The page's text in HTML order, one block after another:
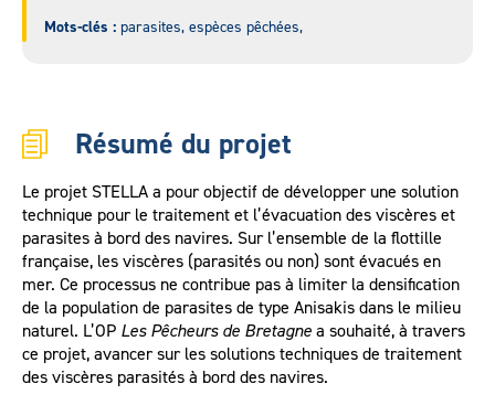
Mots-clés : parasites, espèces pêchées,
Résumé du projet
Le projet STELLA a pour objectif de développer une solution
technique pour le traitement et l’évacuation des viscères et
parasites à bord des navires. Sur l’ensemble de la flottille
française, les viscères (parasités ou non) sont évacués en
mer. Ce processus ne contribue pas à limiter la densification
de la population de parasites de type Anisakis dans le milieu
naturel. L’OP Les Pêcheurs de Bretagnea souhaité, à travers
ce projet, avancer sur les solutions techniques de traitement
des viscères parasités à bord des navires.